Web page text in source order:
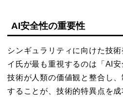
AI安全性の重要性
シンギュラリティに向けた技
イ氏が最も重視するのは「AI
技術が人類の価値観と整合し
することが、技術的特異点を